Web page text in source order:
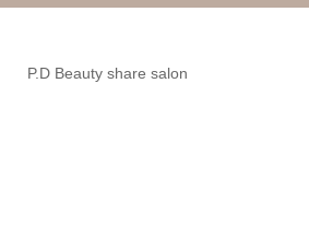
P.D Beauty share salon